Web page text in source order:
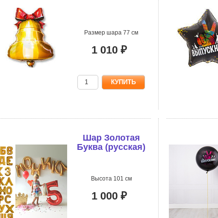
Размер шара 77 см
1 010 ₽
Шар Золотая
Буква (русская)
Высота 101 см
1 000 ₽